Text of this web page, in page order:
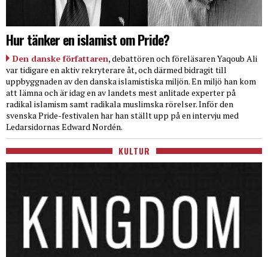
Hur tänker en islamist om Pride?
Den danske författaren, debattören och föreläsaren Yaqoub Ali
var tidigare en aktiv rekryterare åt, och därmed bidragit till
uppbyggnaden av den danska islamistiska miljön. En miljö han kom
att lämna och är idag en av landets mest anlitade experter på
radikal islamism samt radikala muslimska rörelser. Inför den
svenska Pride-festivalen har han ställt upp på en intervju med
Ledarsidornas Edward Nordén.
KULTUR